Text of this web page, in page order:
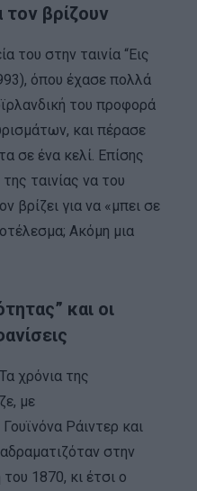
βρίζουν
του στην ταινία “Εις
όπου έχασε πολλά
του προφορά
και πέρασε
σε ένα κελί. Επίσης
ταινίας να του
βρίζει για να «μπει σε
Ακόμη μια
και οι
χρόνια της
με
Ράιντερ και
στην
1870, κι έτσι ο